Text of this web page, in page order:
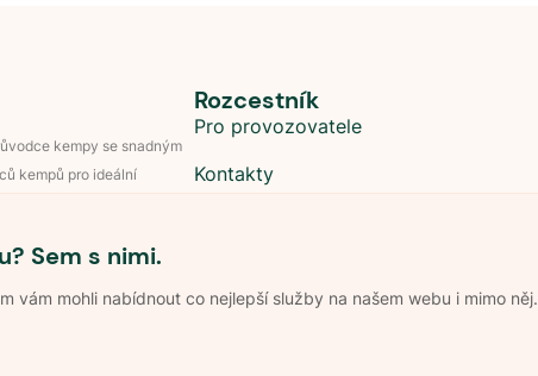
Sem s nimi.
vám mohli nabídnout co nejlepší služby na našem webu i mimo něj.
kempy se snadným
kempů pro ideální
Rozcestník
Pro provozovatele
Kontakty